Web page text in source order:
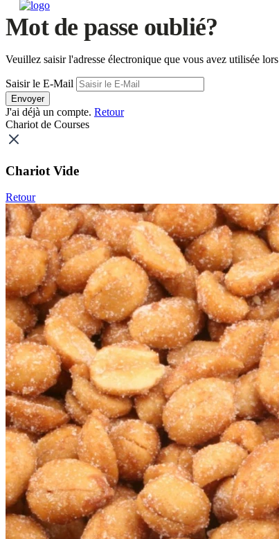
Mot de passe oublié?
Veuillez saisir l'adresse électronique que vous avez utilisée
Saisir le E-Mail
Envoyer
J'ai déjà un compte. Retour
Chariot de Courses
Chariot Vide
Retour